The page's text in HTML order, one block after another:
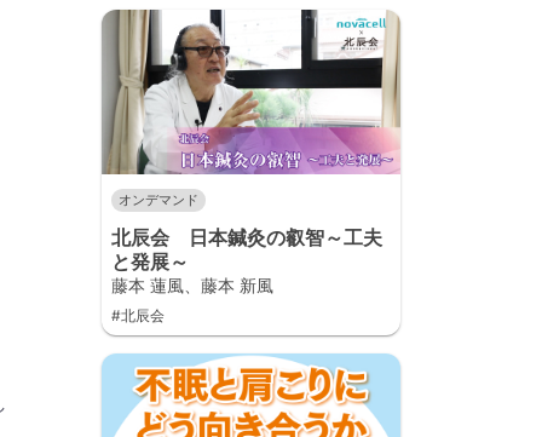
オンデマンド
北辰会 日本鍼灸の叡智～工夫
と発展～
藤本 蓮風、藤本 新風
#北辰会